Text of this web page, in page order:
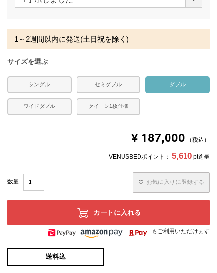
1～2週間以内に発送(土日祝を除く)
サイズを選ぶ
シングル セミダブル ダブル
ワイドダブル クイーン1枚仕様
¥ 187,000 税込
VENUSBEDポイント： 5,610 pt進呈
お気に入りに登録する
カートに入れる
もご利用いただけます
送料込